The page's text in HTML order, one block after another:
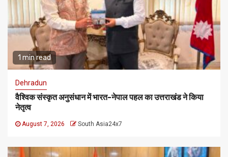
1 min read
Dehradun
वैश्विक संस्कृत अनुसंधान में भारत-नेपाल पहल का उत्तराखंड ने किया
नेतृत्व
August 7, 2026 South Asia24x7